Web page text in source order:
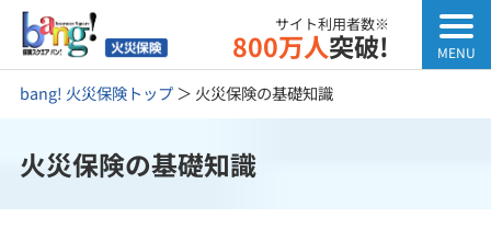
サイト利用者数※
800万人突破!
bang! 火災保険トップ＞ 火災保険の基礎知識
火災保険の基礎知識